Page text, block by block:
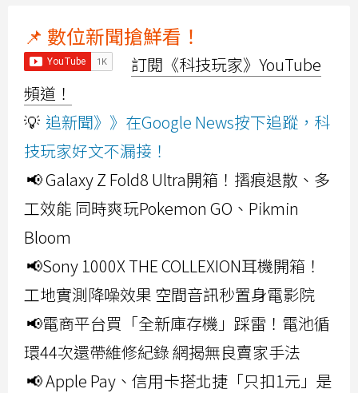
📌 數位新聞搶鮮看！
訂閱《科技玩家》YouTube
頻道！
💡 追新聞》》在Google News按下追蹤，科
技玩家好文不漏接！
📢 Galaxy Z Fold8 Ultra開箱！摺痕退散、多
工效能 同時爽玩Pokemon GO、Pikmin
Bloom
📢Sony 1000X THE COLLEXION耳機開箱！
工地實測降噪效果 空間音訊秒置身電影院
📢電商平台買「全新庫存機」踩雷！電池循
環44次還帶維修紀錄 網揭無良賣家手法
📢 Apple Pay、信用卡搭北捷「只扣1元」是